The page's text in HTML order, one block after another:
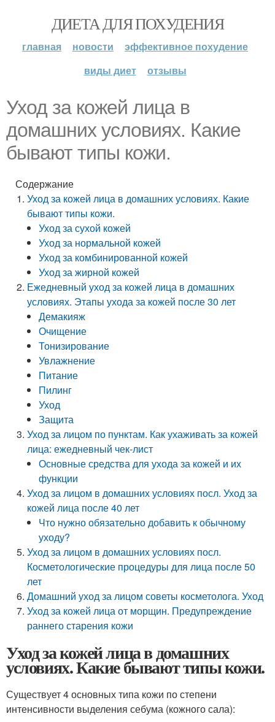
ДИЕТА ДЛЯ ПОХУДЕНИЯ
главная новости
эффективное похудение
виды диет
отзывы
Уход за кожей лица в
домашних условиях. Какие
бывают типы кожи.
Содержание
Уход за кожей лица в домашних условиях. Какие
бывают типы кожи.
Уход за сухой кожей
Уход за нормальной кожей
Уход за комбинированной кожей
Уход за жирной кожей
Ежедневный уход за кожей лица в домашних
условиях. Этапы ухода за кожей после 30 лет
Демакияж
Очищение
Тонизирование
Увлажнение
Питание
Пилинг
Уход
Защита
Уход за лицом по пунктам. Как ухаживать за кожей
лица: ежедневный чек-лист
Основные средства для ухода за кожей и их
функции
Уход за лицом в домашних условиях посл. Уход за
кожей лица после 40 лет
Что нужно обязательно добавить к обычному
уходу?
Уход за лицом в домашних условиях посл.
Косметологические процедуры для лица после 50
лет
Домашний уход за лицом советы косметолога. Уход
Уход за кожей лица от морщин. Предупреждение
раннего старения кожи
Уход за кожей лица в домашних
условиях. Какие бывают типы кожи.
Существует 4 основных типа кожи по степени
интенсивности выделения себума (кожного сала):